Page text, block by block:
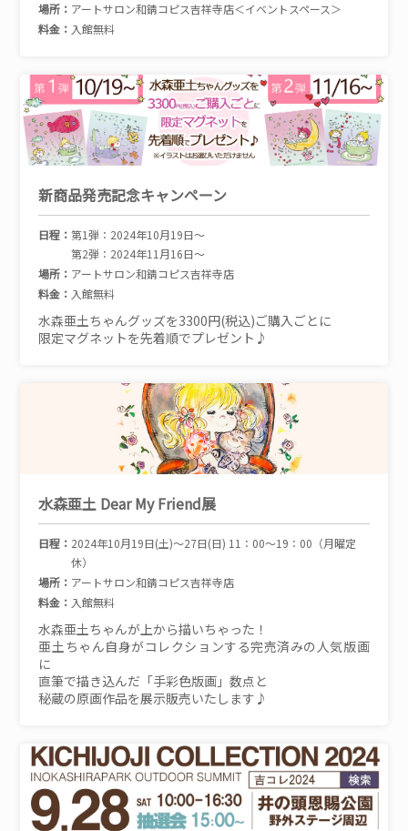
場所： アートサロン和錆コピス吉祥寺店＜イベントスペース＞
料金： 入館無料
新商品発売記念キャンペーン
日程：第1弾：2024年10月19日～
第2弾：2024年11月16日～
場所： アートサロン和錆コピス吉祥寺店
料金： 入館無料
水森亜土ちゃんグッズを3300円(税込)ご購入ごとに
限定マグネットを先着順でプレゼント♪
水森亜土 Dear My Friend展
日程： 2024年10月19日(土)～27日(日) 11：00～19：00（月曜定
休）
場所： アートサロン和錆コピス吉祥寺店
料金： 入館無料
水森亜土ちゃんが上から描いちゃった！
亜土ちゃん自身がコレクションする完売済みの人気版画
に
直筆で描き込んだ「手彩色版画」数点と
秘蔵の原画作品を展示販売いたします♪